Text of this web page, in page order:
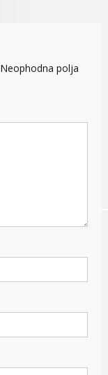
Neophodna polja